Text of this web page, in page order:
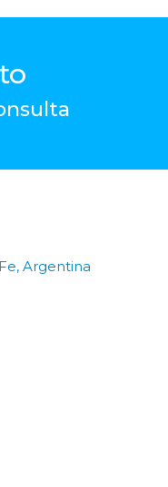
Argentina